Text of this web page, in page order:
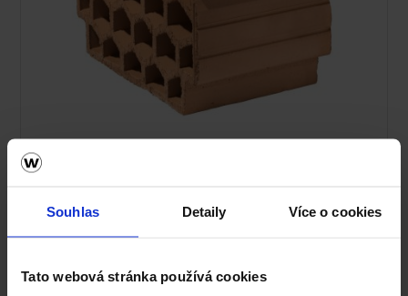
Souhlas Detaily Více o cookies
Tato webová stránka používá cookies
Stropní vložka MIAKO 8-23/50 PTH